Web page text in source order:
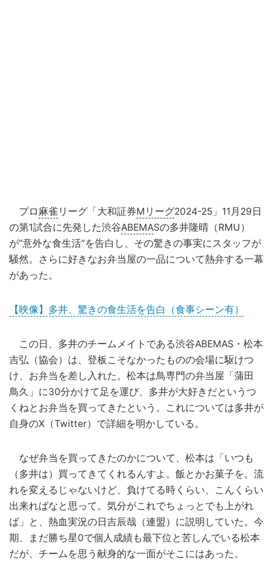
プロ 麻雀 リーグ「大和証券Mリーグ2024-25」11月29日
の第1試合に先発した渋谷ABEMASの多井隆晴（RMU）
が“意外な食生活”を告白し、その驚きの事実にスタッフが
騒然。さらに好きなお弁当屋の一品について熱弁する一幕
があった。
【映像】多井、驚きの食生活を告白（食事シーン有）
この日、多井のチームメイトである渋谷ABEMAS・松本
吉弘（協会）は、登板こそなかったものの会場に駆けつ
け、お弁当を差し入れた。松本は鳥専門の弁当屋「蒲田
鳥久」に30分かけて足を運び、多井が大好きだというつ
くねとお弁当を買ってきたという。これについては多井が
自身のX（Twitter）で詳細を明かしている。
なぜ弁当を買ってきたのかについて、松本は「いつも
（多井は）買ってきてくれるんすよ。飯とかお菓子を。流
れを変えるじゃないけど、負けてる時くらい、こんくらい
出来ればなと思って。気分がこれでちょっとでも上がれ
ば」と、熱血実況の日吉辰哉（連盟）に説明していた。今
期、まだ勝ち星0で個人成績も最下位と苦しんでいる松本
だが、チームを思う献身的な一面がそこにはあった。